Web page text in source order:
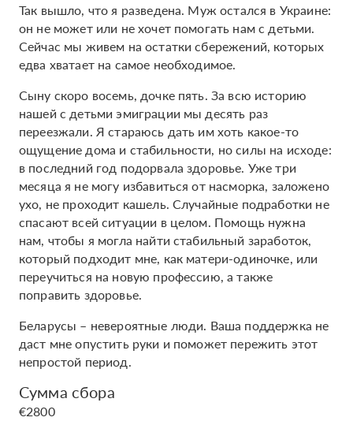
Так вышло, что я разведена. Муж остался в Украине:
он не может или не хочет помогать нам с детьми.
Сейчас мы живем на остатки сбережений, которых
едва хватает на самое необходимое.
Сыну скоро восемь, дочке пять. За всю историю
нашей с детьми эмиграции мы десять раз
переезжали. Я стараюсь дать им хоть какое-то
ощущение дома и стабильности, но силы на исходе:
в последний год подорвала здоровье. Уже три
месяца я не могу избавиться от насморка, заложено
ухо, не проходит кашель. Случайные подработки не
спасают всей ситуации в целом. Помощь нужна
нам, чтобы я могла найти стабильный заработок,
который подходит мне, как матери-одиночке, или
переучиться на новую профессию, а также
поправить здоровье.
Беларусы – невероятные люди. Ваша поддержка не
даст мне опустить руки и поможет пережить этот
непростой период.
Сумма сбора
€2800